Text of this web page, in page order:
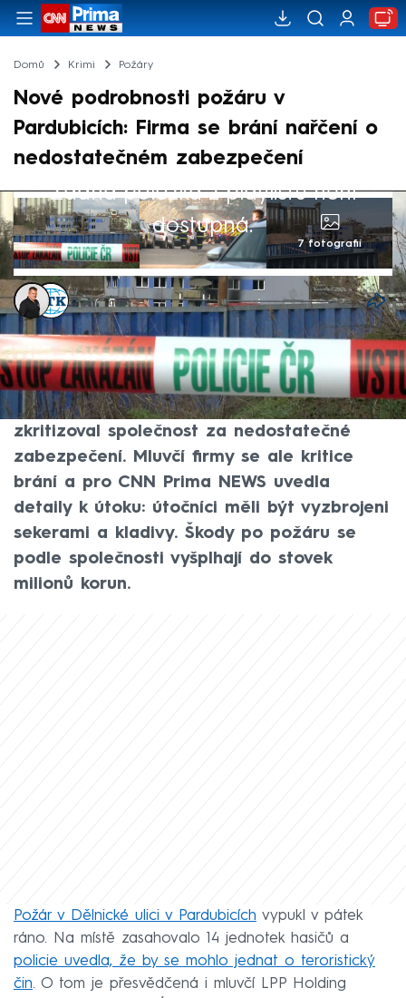
Domů Krimi Požáry
Nové podrobnosti požáru v
Pardubicích: Firma se brání nařčení o
nedostatečném zabezpečení
Žádná položka z playlistu není
dostupná.
7 fotografií
Patrik Buňka,ČTK
Akt. 22. bře 2026, 21:04• 22. bře 2026, 20:53
Policie ukončila ohledání areálu zbrojařské
firmy LPP Holding v Pardubicích po
pátečním požáru. Premiér Andrej Babiš
zkritizoval společnost za nedostatečné
zabezpečení. Mluvčí firmy se ale kritice
brání a pro CNN Prima NEWS uvedla
detaily k útoku: útočníci měli být vyzbrojeni
sekerami a kladivy. Škody po požáru se
podle společnosti vyšplhají do stovek
milionů korun.
Požár v Dělnické ulici v Pardubicích vypukl v pátek
ráno. Na místě zasahovalo 14 jednotek hasičů a
policie uvedla, že by se mohlo jednat o teroristický
čin. O tom je přesvědčená i mluvčí LPP Holding